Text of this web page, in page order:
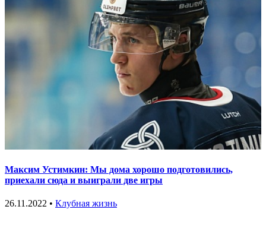
Максим Устимкин: Мы дома хорошо подготовились,
приехали сюда и выиграли две игры
26.11.2022 • Клубная жизнь